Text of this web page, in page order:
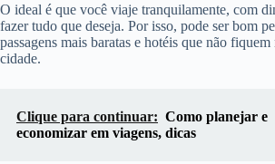
O ideal é que você viaje tranquilamente, com
fazer tudo que deseja. Por isso, pode ser bom
passagens mais baratas e hotéis que não
cidade.
Clique para continuar: Como planejar e
economizar em viagens, dicas